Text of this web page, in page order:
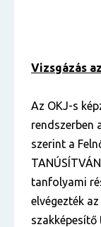
Vizsgázás
Az OKJ-s
rendszerben
szerint a
tanfolyami
elvégezték